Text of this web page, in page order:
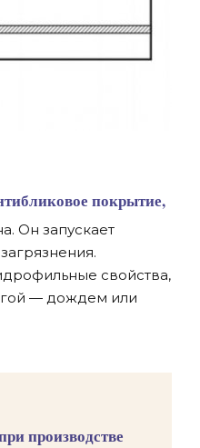
покрытие,
Он запускает
свойства,
— дождем или
производстве